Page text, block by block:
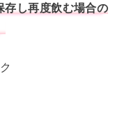
存し再度飲む場合の